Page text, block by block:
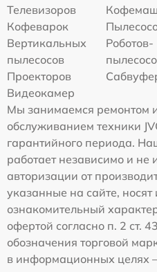
Телевизоров
Кофеварок
Вертикальных
пылесосов
Роботов-
Проекторов
Видеокамер
Мы занимаемся ремонтом
обслуживанием техники
гарантийного периода.
работает независимо и не
авторизации от
указанные на сайте,
ознакомительный
офертой согласно п. 2 ст.
обозначения торговой
в информационных целях